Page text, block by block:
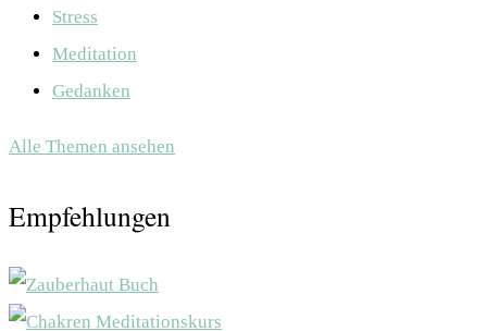
Stress
Meditation
Gedanken
Alle Themen ansehen
Empfehlungen